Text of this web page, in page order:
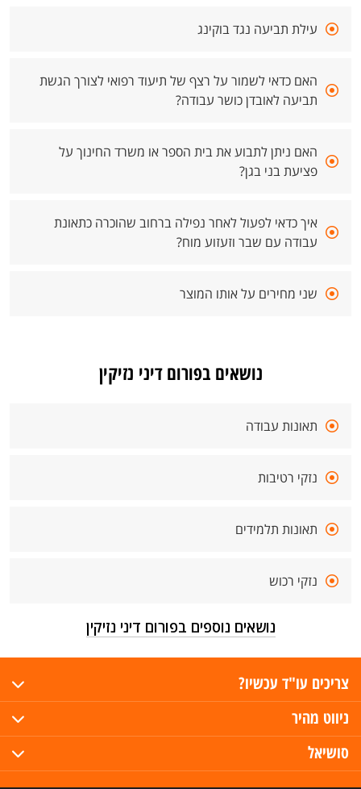
עילת תביעה נגד בוקינג
האם כדאי לשמור על רצף של תיעוד רפואי לצורך הגשת
תביעה לאובדן כושר עבודה?
האם ניתן לתבוע את בית הספר או משרד החינוך על
פציעת בני בגן?
איך כדאי לפעול לאחר נפילה ברחוב שהוכרה כתאונת
עבודה עם שבר וזעזוע מוח?
שני מחירים על אותו המוצר
נושאים בפורום דיני נזיקין
תאונות עבודה
נזקי רטיבות
תאונות תלמידים
נזקי רכוש
נושאים נוספים בפורום דיני נזיקין
צריכים עו"ד עכשיו?
ניווט מהיר
סושיאל